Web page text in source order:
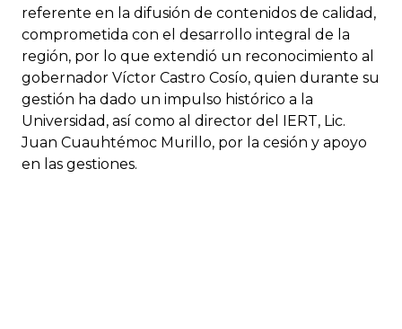
referente en la difusión de contenidos de calidad,
comprometida con el desarrollo integral de la
región, por lo que extendió un reconocimiento al
gobernador Víctor Castro Cosío, quien durante su
gestión ha dado un impulso histórico a la
Universidad, así como al director del IERT, Lic.
Juan Cuauhtémoc Murillo, por la cesión y apoyo
en las gestiones.